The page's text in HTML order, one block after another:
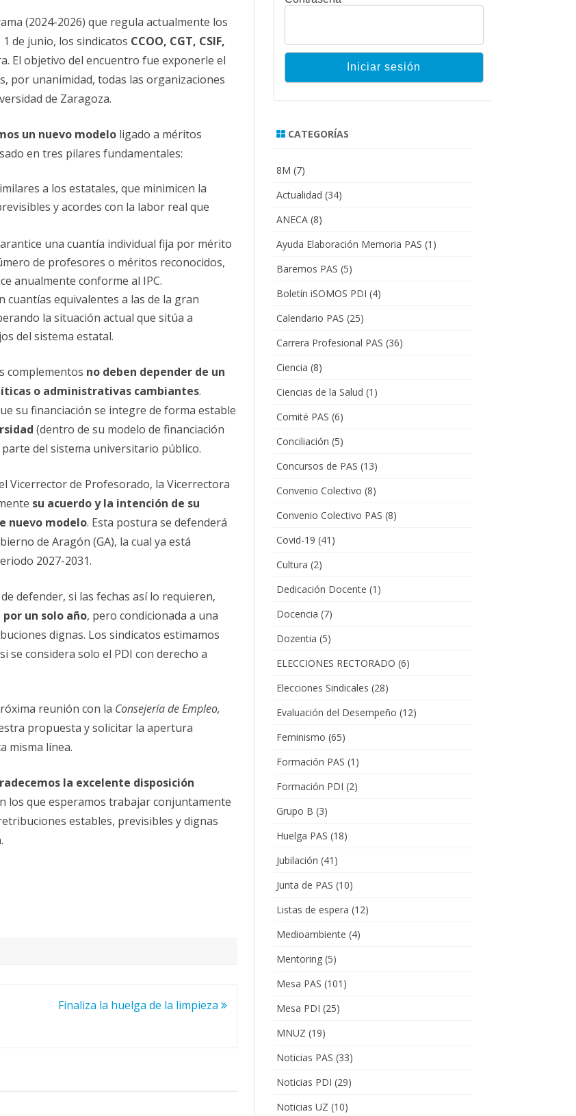
FEMINISTAS
AFILIACIÓN
tras
la
reunión
con
la
Rectora
sobre
Complementos
Retributivos
del
(2024-2026) que regula actualmente los
de junio, los sindicatos CCOO, CGT, CSIF,
El objetivo del encuentro fue exponerle el
por unanimidad, todas las organizaciones
de Zaragoza.
un nuevo modelo ligado a méritos
en tres pilares fundamentales:
a los estatales, que minimicen la
y acordes con la labor real que
una cuantía individual fija por mérito
de profesores o méritos reconocidos,
anualmente conforme al IPC.
cuantías equivalentes a las de la gran
la situación actual que sitúa a
del sistema estatal.
complementos no deben depender de un
o administrativas cambiantes.
su financiación se integre de forma estable
(dentro de su modelo de financiación
del sistema universitario público.
Vicerrector de Profesorado, la Vicerrectora
su acuerdo y la intención de su
nuevo modelo. Esta postura se defenderá
de Aragón (GA), la cual ya está
2027-2031.
defender, si las fechas así lo requieren,
un solo año, pero condicionada a una
dignas. Los sindicatos estimamos
se considera solo el PDI con derecho a
reunión con la Consejería de Empleo,
propuesta y solicitar la apertura
misma línea.
la excelente disposición
los que esperamos trabajar conjuntamente
estables, previsibles y dignas
Finaliza la huelga de la limpieza
CATEGORÍAS
8M (7)
Actualidad (34)
ANECA(8)
Ayuda Elaboración Memoria PAS (1)
Baremos PAS (5)
Boletín iSOMOS PDI (4)
Calendario PAS (25)
Carrera Profesional PAS (36)
Ciencia (8)
Ciencias de la Salud (1)
Comité PAS (6)
Conciliación (5)
Concursos de PAS (13)
Convenio Colectivo (8)
Convenio Colectivo PAS (8)
Covid-19 (41)
Cultura (2)
Dedicación Docente (1)
Docencia (7)
Dozentia (5)
ELECCIONES RECTORADO (6)
Elecciones Sindicales (28)
Evaluación del Desempeño (12)
Feminismo (65)
Formación PAS (1)
Formación PDI (2)
Grupo B (3)
Huelga PAS (18)
Jubilación (41)
Junta de PAS (10)
Listas de espera (12)
Medioambiente (4)
Mentoring(5)
Mesa PAS (101)
Mesa PDI (25)
MNUZ (19)
Noticias PAS (33)
Noticias PDI (29)
Noticias UZ (10)